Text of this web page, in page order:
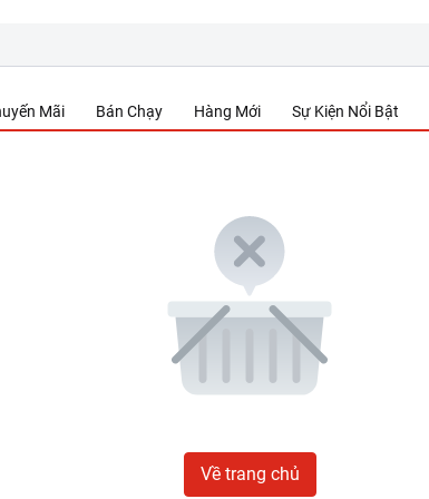
Mãi Bán Chạy Hàng Mới Sự Kiện Nổi Bật
Về trang chủ